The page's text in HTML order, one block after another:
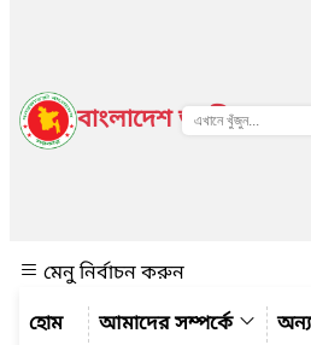
বাংলাদেশ জাতীয় তথ্য
মেনু নির্বাচন করুন
আমাদের সম্পর্কে